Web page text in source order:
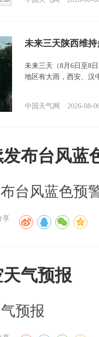
未来三天陕西维
未来三天（8月6日至8
地区有大雨，西安、汉
中国天气网 2026-08-
布台风蓝
台风蓝色预
享
气预报
预报